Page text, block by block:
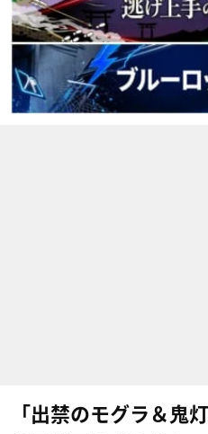
「出禁のモグラ＆鬼